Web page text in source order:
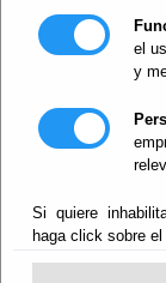
el
y
Si quiere
haga click sobre
Área de
Provincial
conforme a